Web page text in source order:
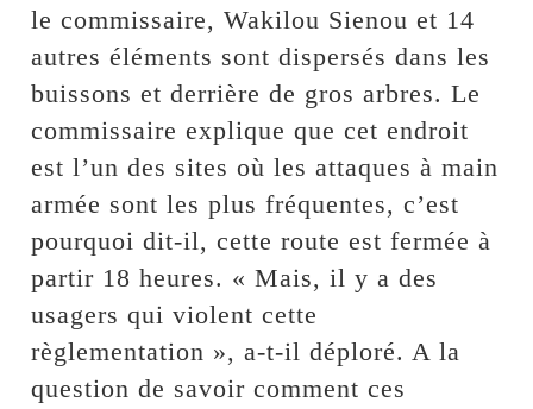
le commissaire, Wakilou Sienou et 14
autres éléments sont dispersés dans les
buissons et derrière de gros arbres. Le
commissaire explique que cet endroit
est l’un des sites où les attaques à main
armée sont les plus fréquentes, c’est
pourquoi dit-il, cette route est fermée à
partir 18 heures. « Mais, il y a des
usagers qui violent cette
règlementation », a-t-il déploré. A la
question de savoir comment ces